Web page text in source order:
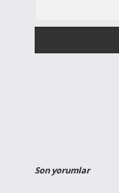
Son yorumlar